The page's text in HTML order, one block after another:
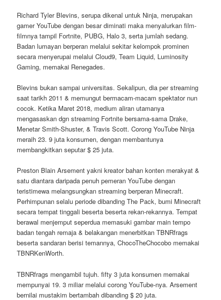
Richard Tyler Blevins, serupa dikenal untuk Ninja, merupakan
gamer YouTube dengan besar diminati maka menyalurkan film-
filmnya tampil Fortnite, PUBG, Halo 3, serta jumlah sedang.
Badan lumayan berperan melalui sekitar kelompok prominen
secara menyerupai melalui Cloud9, Team Liquid, Luminosity
Gaming, memakai Renegades.
Blevins bukan sampai universitas. Sekalipun, dia per streaming
saat tarikh 2011 & memungut bermacam-macam spektator nun
cocok. Ketika Maret 2018, medium aliran utamanya
mengasaskan dgn streaming Fortnite bersama-sama Drake,
Menetar Smith-Shuster, & Travis Scott. Corong YouTube Ninja
meraih 23. 9 juta konsumen, dengan membantunya
membangkitkan seputar $ 25 juta.
Preston Blain Arsement yakni kreator bahan konten merakyat &
satu diantara daripada penuh pemeran YouTube dengan
teristimewa melangsungkan streaming berperan Minecraft.
Perhimpunan selalu periode dibanding The Pack, bumi Minecraft
secara tempat tinggali beserta beserta rekan-rekannya. Tempat
berawal menjemput seperdua memasuki gambar main tempo
badan tengah remaja & belakangan menerbitkan TBNRfrags
beserta sandaran berisi temannya, ChocoTheChocobo memakai
TBNRKenWorth.
TBNRfrags mengambil tujuh. fifty 3 juta konsumen memakai
mempunyai 19. 3 miliar melalui corong YouTube-nya. Arsement
bernilai mustakim bertambah dibanding $ 20 juta.